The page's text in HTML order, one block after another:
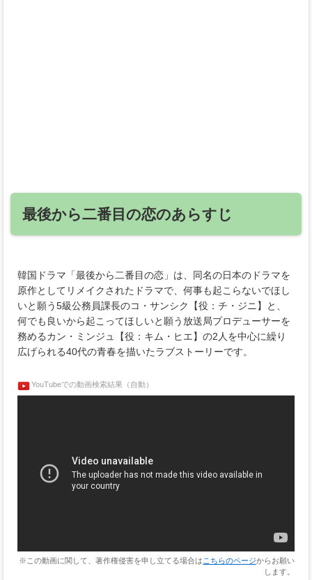
最後から二番目の恋のあらすじ
韓国ドラマ「最後から二番目の恋」は、同名の日本のドラマを
原作としてリメイクされたドラマで、何事も起こらないでほし
いと願う5級公務員課長のコ・サンシク【役：チ・ジニ】と、
何でも良いから起こってほしいと願う放送局プロデューサーを
務めるカン・ミンジュ【役：キム・ヒエ】の2人を中心に繰り
広げられる40代の青春を描いたラブストーリーです。
YouTubeでの動画検索結果（自動）
※この動画に関して、著作権侵害を申し立てる場合は こちらのページからお願い
します。